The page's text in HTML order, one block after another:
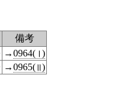
備考
→0964(।)
→0965(॥)